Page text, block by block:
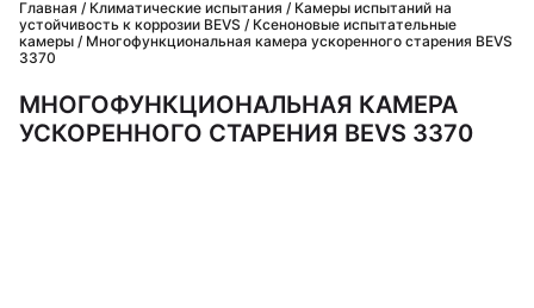
Главная / Климатические испытания / Камеры испытаний на
устойчивость к коррозии BEVS / Ксеноновые испытательные
камеры / Многофункциональная камера ускоренного старения BEVS
3370
МНОГОФУНКЦИОНАЛЬНАЯ КАМЕРА
УСКОРЕННОГО СТАРЕНИЯ BEVS 3370